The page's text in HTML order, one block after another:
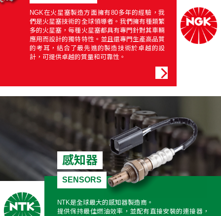
NGK在火星塞製造方面擁有80多年的經驗，我
們是火星塞技術的全球領導者。我們擁有種類繁
多的火星塞，每種火星塞都具有專門針對其車輛
應用而設計的獨特特性。並且還專門生產高品質
的考耳，結合了最先進的製造技術於卓越的設
計，可提供卓越的質量和可靠性。
感知器
SENSORS
NTK是全球最大的感知器製造商。
提供保持最佳燃油效率，並配有直接安裝的連接器，